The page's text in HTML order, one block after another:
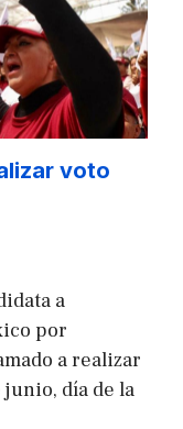
voto
a
por
a realizar
junio, día de la